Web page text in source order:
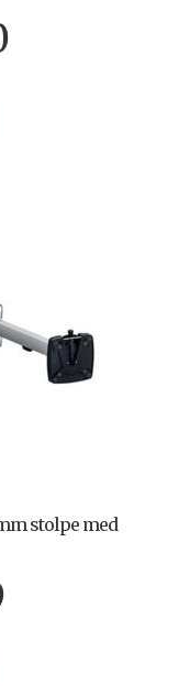
stolpe med